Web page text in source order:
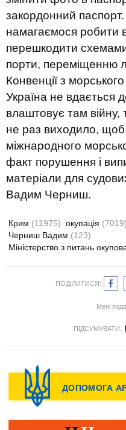
закордонний
намагаємося робити
перешкодити
порти, переміщенню
Конвенції з
Україна не вдається
влаштовує там війну,
не раз виходило, щоб,
міжнародного
факт порушення і
матеріали для
Вадим Черниш.
Крим (11975) окупація (7019)
Черниш Вадим (123)
Міністерство з питань
ПОДІЛИТИСЯ:
Мені
ПІДСУМУВАТИ: